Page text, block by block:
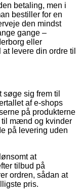
betaling, men i
bestiller for en
den mindst
gange –
eller
levere din ordre til
sig frem til
af e-shops
på produkterne
til mænd og kvinder
på levering uden
at
tilbud på
ordren, sådan at
pris.